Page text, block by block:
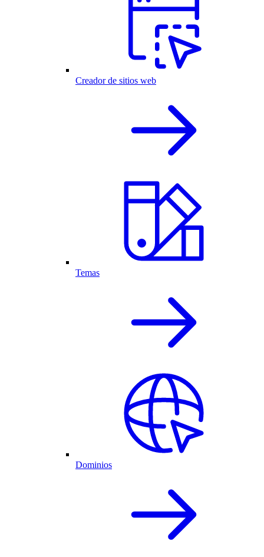
Creador de sitios web
Temas
Dominios